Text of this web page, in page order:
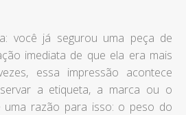
você já segurou uma peça de
imediata de que ela era mais
essa impressão acontece
a etiqueta, a marca ou o
uma razão para isso: o peso do